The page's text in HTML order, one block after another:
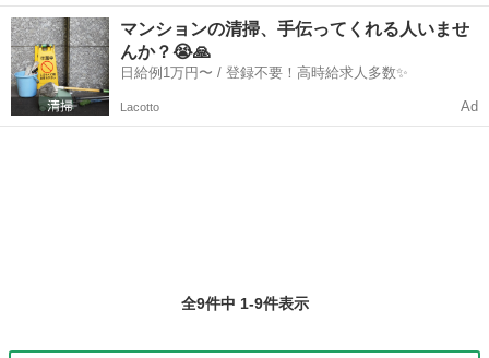
未成年と６０歳以上は外してもらいます。 現場までは通い。ガソリン
代は領収書と交換です。 本日中に名簿の出せる方のみ２名を募集し、
作業は明日から始まります。 ...
兵庫 川辺郡 猪名川町
マンションの清掃、手伝ってくれる人いませ
んか？😭🙏
日給例1万円〜 / 登録不要！高時給求人多数✨
Lacotto Ad
全9件中 1-9件表示